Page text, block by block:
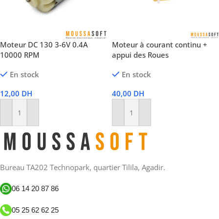
Moteur DC 130 3-6V 0.4A
10000 RPM
En stock
12,00 DH
Ajouter Au Panier
Moteur à courant continu +
appui des Roues
En stock
40,00 DH
Ajouter Au Panier
Bureau TA202 Technopark, quartier Tilila, Agadir.
06 14 20 87 86
05 25 62 62 25